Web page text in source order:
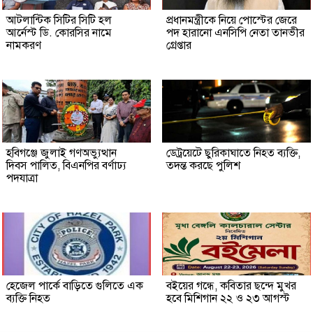
আটলান্টিক সিটির সিটি হল
আর্নেস্ট ডি. কোরসির নামে
নামকরণ
প্রধানমন্ত্রীকে নিয়ে পোস্টের জেরে
পদ হারানো এনসিপি নেতা তানভীর
গ্রেপ্তার
হবিগঞ্জে জুলাই গণঅভ্যুত্থান
দিবস পালিত, বিএনপির বর্ণাঢ্য
পদযাত্রা
ডেট্রয়েটে ছুরিকাঘাতে নিহত ব্যক্তি,
তদন্ত করছে পুলিশ
হেজেল পার্কে বাড়িতে গুলিতে এক
ব্যক্তি নিহত
বইয়ের গন্ধে, কবিতার ছন্দে মুখর
হবে মিশিগান ২২ ও ২৩ আগস্ট